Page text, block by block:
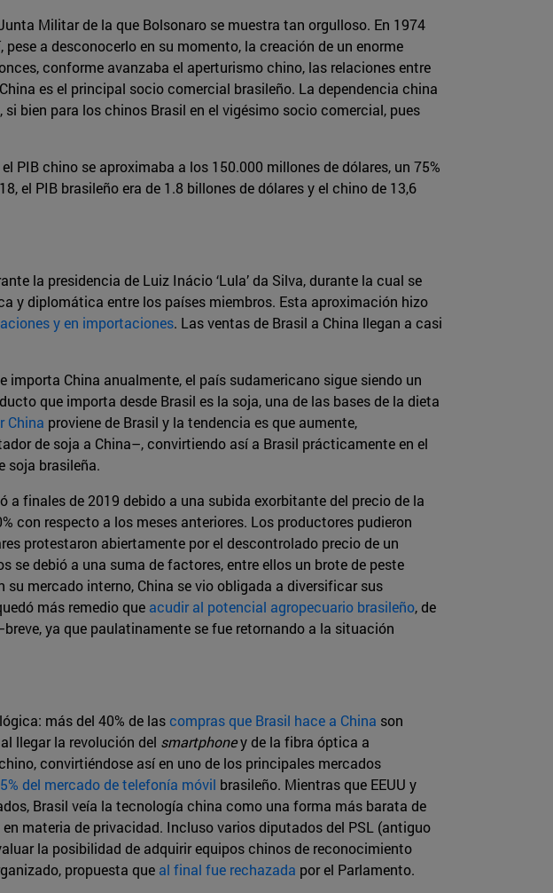
Militar de la que Bolsonaro se muestra tan orgulloso. En 1974
a desconocerlo en su momento, la creación de un enorme
conforme avanzaba el aperturismo chino, las relaciones entre
es el principal socio comercial brasileño. La dependencia china
bien para los chinos Brasil en el vigésimo socio comercial, pues
PIB chino se aproximaba a los 150.000 millones de dólares, un 75%
el PIB brasileño era de 1.8 billones de dólares y el chino de 13,6
la presidencia de Luiz Inácio ‘Lula’ da Silva, durante la cual se
y diplomática entre los países miembros. Esta aproximación hizo
y en importaciones. Las ventas de Brasil a China llegan a casi
China anualmente, el país sudamericano sigue siendo un
que importa desde Brasil es la soja, una de las bases de la dieta
China proviene de Brasil y la tendencia es que aumente,
de soja a China–, convirtiendo así a Brasil prácticamente en el
soja brasileña.
a finales de 2019 debido a una subida exorbitante del precio de la
con respecto a los meses anteriores. Los productores pudieron
protestaron abiertamente por el descontrolado precio de un
se debió a una suma de factores, entre ellos un brote de peste
mercado interno, China se vio obligada a diversificar sus
más remedio que acudir al potencial agropecuario brasileño, de
ya que paulatinamente se fue retornando a la situación
más del 40% de lascompras que Brasil hace a China son
llegar la revolución del smartphoney de la fibra óptica a
convirtiéndose así en uno de los principales mercados
del mercado de telefonía móvil brasileño. Mientras que EEUU y
Brasil veía la tecnología china como una forma más barata de
materia de privacidad. Incluso varios diputados del PSL (antiguo
la posibilidad de adquirir equipos chinos de reconocimiento
propuesta que al final fue rechazada por el Parlamento.